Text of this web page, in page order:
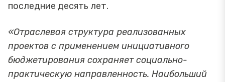
последние десять лет.
«Отраслевая структура реализованных
проектов с применением инициативного
бюджетирования сохраняет социально-
практическую направленность. Наибольший